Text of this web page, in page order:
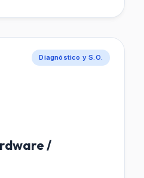
Diagnóstico y S.O.
/